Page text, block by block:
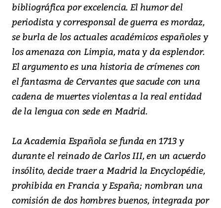
bibliográfica por excelencia. El humor del
periodista y corresponsal de guerra es mordaz,
se burla de los actuales académicos españoles y
los amenaza con Limpia, mata y da esplendor.
El argumento es una historia de crímenes con
el fantasma de Cervantes que sacude con una
cadena de muertes violentas a la real entidad
de la lengua con sede en Madrid.
La Academia Española se funda en 1713 y
durante el reinado de Carlos III, en un acuerdo
insólito, decide traer a Madrid la Encyclopédie,
prohibida en Francia y España; nombran una
comisión de dos hombres buenos, integrada por